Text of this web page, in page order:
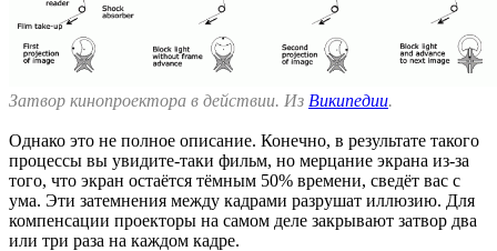
Затвор кинопроектора в действии. Из Википедии.
Однако это не полное описание. Конечно, в результате такого
процессы вы увидите-таки фильм, но мерцание экрана из-за
того, что экран остаётся тёмным 50% времени, сведёт вас с
ума. Эти затемнения между кадрами разрушат иллюзию. Для
компенсации проекторы на самом деле закрывают затвор два
или три раза на каждом кадре.